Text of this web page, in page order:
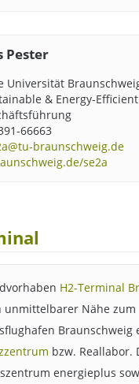
Pester
Universität
& Energy-
66663
braunschweig.de
se2a
H2-Terminal
unmittelbarer Nähe zum
Braunschweig
bzw. Reallabor.
energieplus